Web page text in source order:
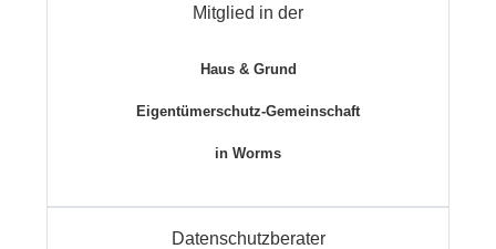
Mitglied in der
Haus & Grund
Eigentümerschutz-Gemeinschaft
in Worms
Datenschutzberater